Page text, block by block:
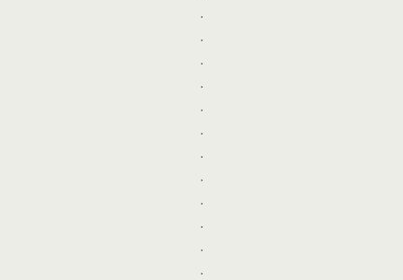
.
.
.
.
.
.
.
.
.
.
.
.